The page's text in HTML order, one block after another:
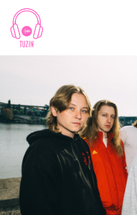
Skip
content